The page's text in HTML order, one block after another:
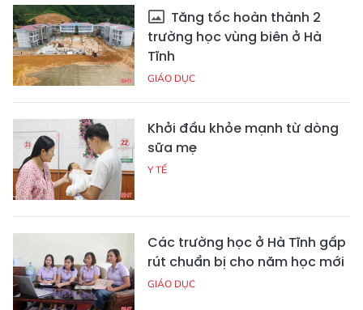
Tăng tốc hoàn thành 2
trường học vùng biên ở Hà
Tĩnh
GIÁO DỤC
Khởi đầu khỏe mạnh từ dòng
sữa mẹ
Y TẾ
Các trường học ở Hà Tĩnh gấp
rút chuẩn bị cho năm học mới
GIÁO DỤC